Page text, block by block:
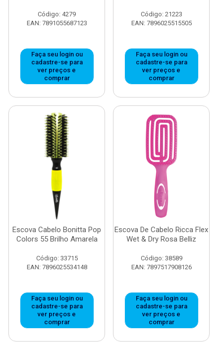
Código: 4279
EAN: 7891055687123
Faça seu login ou
cadastre-se para
ver preços e
comprar
Código: 21223
EAN: 7896025515505
Faça seu login ou
cadastre-se para
ver preços e
comprar
Escova Cabelo Bonitta Pop
Colors 55 Brilho Amarela
Código: 33715
EAN: 7896025534148
Faça seu login ou
cadastre-se para
ver preços e
comprar
Escova De Cabelo Ricca Flex
Wet & Dry Rosa Belliz
Código: 38589
EAN: 7897517908126
Faça seu login ou
cadastre-se para
ver preços e
comprar